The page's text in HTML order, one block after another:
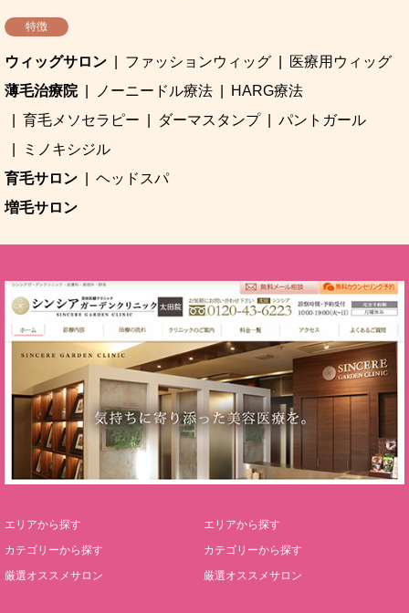
特徴
ウィッグサロン ファッションウィッグ
医療用ウィッグ
薄毛治療院
ノーニードル療法
HARG療法
育毛メソセラピー
ダーマスタンプ
パントガール
ミノキシジル
育毛サロン
ヘッドスパ
増毛サロン
エリアから探す
カテゴリーから探す
厳選オススメサロン
エリアから探す
カテゴリーから探す
厳選オススメサロン